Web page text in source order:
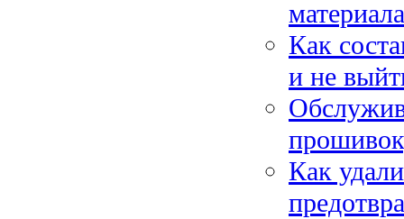
Как
и не
Как